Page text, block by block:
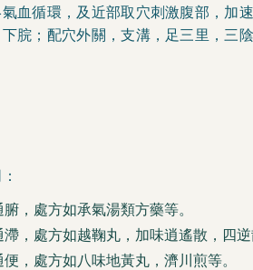
血循環，及近部取穴刺激腹部，加
脘；配穴外關，支溝，足三里，三
，處方如承氣湯類方藥等。
滯，處方如越鞠丸，加味逍遙散，四逆
便，處方如八味地黃丸，濟川煎等。